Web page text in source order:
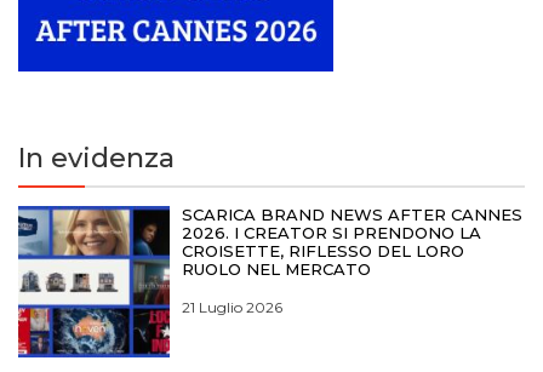
In evidenza
SCARICA BRAND NEWS AFTER CANNES
2026. I CREATOR SI PRENDONO LA
CROISETTE, RIFLESSO DEL LORO
RUOLO NEL MERCATO
21 Luglio 2026